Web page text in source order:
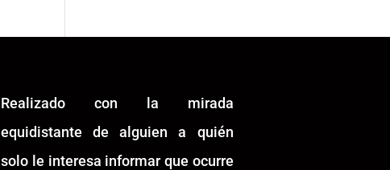
Realizado con la mirada
equidistante de alguien a quién
solo le interesa informar que ocurre